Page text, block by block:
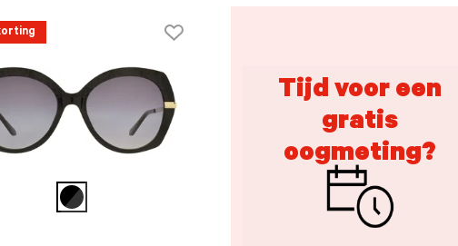
Tijd voor een
gratis
oogmeting?